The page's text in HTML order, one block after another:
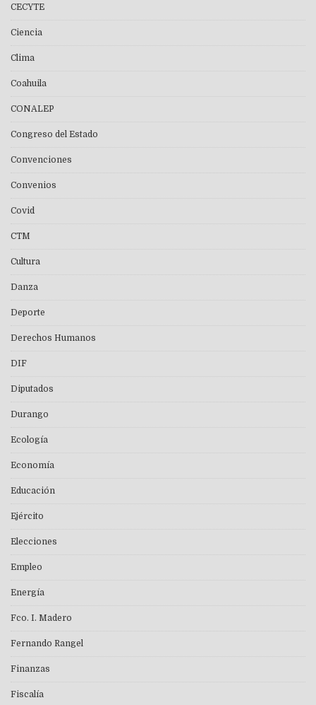
CECYTE
Ciencia
Clima
Coahuila
CONALEP
Congreso del Estado
Convenciones
Convenios
Covid
CTM
Cultura
Danza
Deporte
Derechos Humanos
DIF
Diputados
Durango
Ecología
Economía
Educación
Ejército
Elecciones
Empleo
Energía
Fco. I. Madero
Fernando Rangel
Finanzas
Fiscalía